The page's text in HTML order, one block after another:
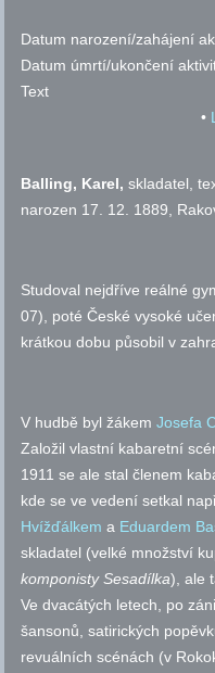
Datum narození/zahájení
Datum úmrtí/ukončení
Text
•
Balling, Karel,skladatel,
narozen 17. 12. 1889,
Studoval nejdříve reálné
07), poté České vysoké
krátkou dobu působil v
V hudbě byl žákemJosefa
Založil vlastní kabaretní
1911 se ale stal členem
kde se ve vedení setkal
Hvížďálkem a Eduardem
skladatel (velké množství
komponisty Sesadílka), ale
Ve dvacátých letech, po
šansonů, satirických
revuálních scénách (v